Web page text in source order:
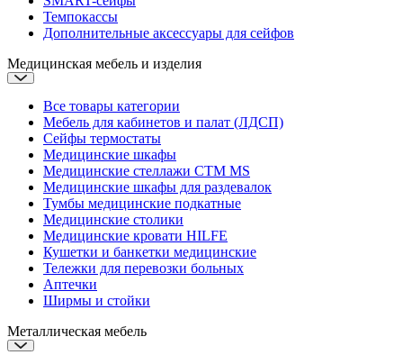
Темпокассы
Дополнительные аксессуары для сейфов
Медицинская мебель и изделия
Все товары категории
Мебель для кабинетов и палат (ЛДСП)
Сейфы термостаты
Медицинские шкафы
Медицинские стеллажи CTM MS
Медицинские шкафы для раздевалок
Тумбы медицинские подкатные
Медицинские столики
Медицинские кровати HILFE
Кушетки и банкетки медицинские
Тележки для перевозки больных
Аптечки
Ширмы и стойки
Металлическая мебель